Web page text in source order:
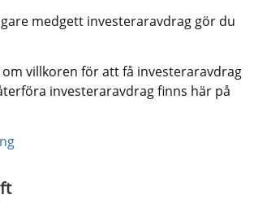
medgett investeraravdrag gör du
villkoren för att få investeraravdrag
investeraravdrag finns här på